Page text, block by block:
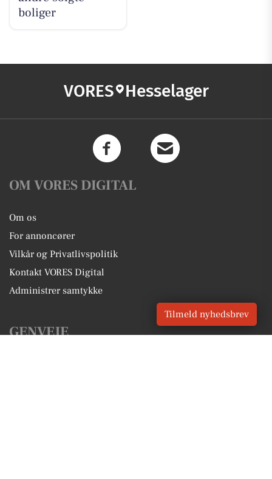
boliger
VORES Hesselager
OM VORES DIGITAL
Om os
For annoncører
Vilkår og Privatlivspolitik
Kontakt VORES Digital
Administrer samtykke
GENVEJE
Tilmeld nyhedsbrev